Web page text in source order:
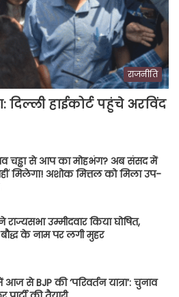
राजनीति
दिल्ली हाईकोर्ट पहुंचे अरविंद
चड्ढा से आप का मोहभंग? अब संसद में
मिलेगा! अशोक मित्तल को मिला उप-
राज्यसभा उम्मीदवार किया घोषित,
बौद्ध के नाम पर लगी मुहर
से BJP की ‘परिवर्तन यात्रा’: चुनाव